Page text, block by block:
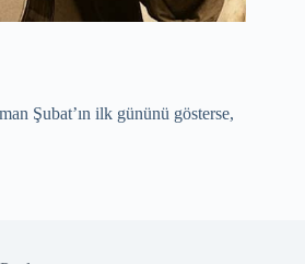
Şubat’ın ilk gününü gösterse,